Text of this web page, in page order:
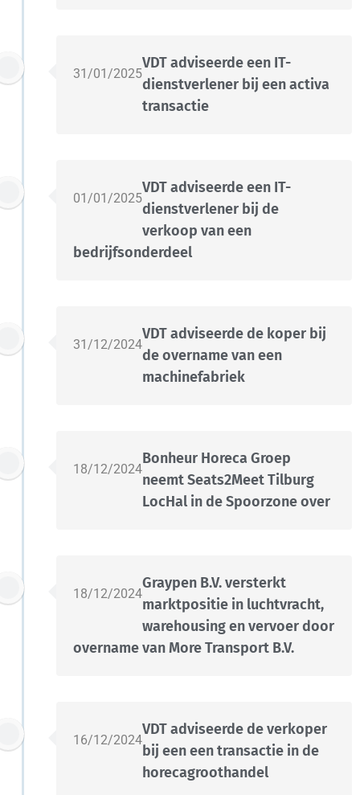
31/01/2025
VDT adviseerde een IT-
dienstverlener bij een activa
transactie
01/01/2025
VDT adviseerde een IT-
dienstverlener bij de
verkoop van een
bedrijfsonderdeel
31/12/2024
VDT adviseerde de koper bij
de overname van een
machinefabriek
18/12/2024
Bonheur Horeca Groep
neemt Seats2Meet Tilburg
LocHal in de Spoorzone over
18/12/2024
Graypen B.V. versterkt
marktpositie in luchtvracht,
warehousing en vervoer door
overname van More Transport B.V.
16/12/2024
VDT adviseerde de verkoper
bij een een transactie in de
horecagroothandel